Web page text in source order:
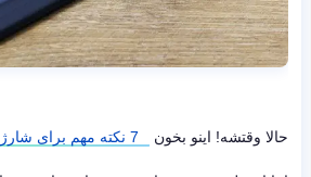
حالا وقتشه! اینو بخون 7 نکته مهم برای شارژ صحیح باتری موبایل